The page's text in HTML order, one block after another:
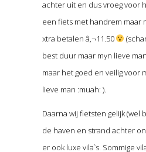
achter uit en dus vroeg voor
een fiets met handrem maar
xtra betalen â‚¬11.50
best duur maar myn lieve
maar het goed en veilig voor
lieve man :muah: ).
Daarna wij fietsten gelijk (wel
de haven en strand achter
er ook luxe vila`s. Sommige